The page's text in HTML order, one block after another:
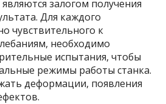
залогом получения
Для каждого
чувствительного к
необходимо
испытания, чтобы
режимы работы станка.
деформации, появления